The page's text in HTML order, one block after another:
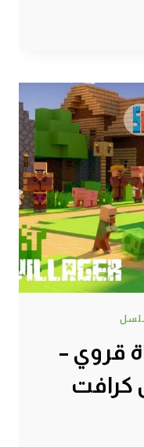
قروي –
كرافت